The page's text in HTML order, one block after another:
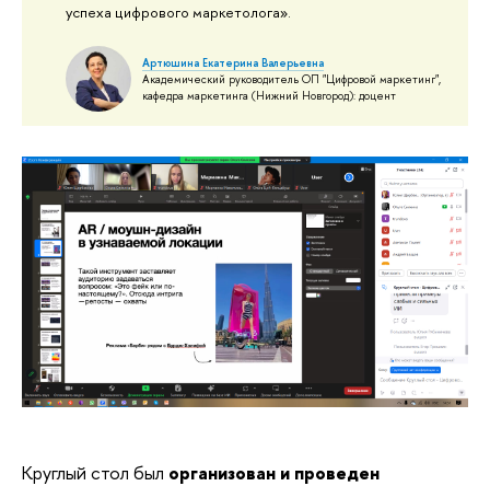
успеха цифрового маркетолога».
Артюшина Екатерина Валерьевна
Академический руководитель ОП "Цифровой маркетинг",
кафедра маркетинга (Нижний Новгород): доцент
Круглый стол был организован и проведен